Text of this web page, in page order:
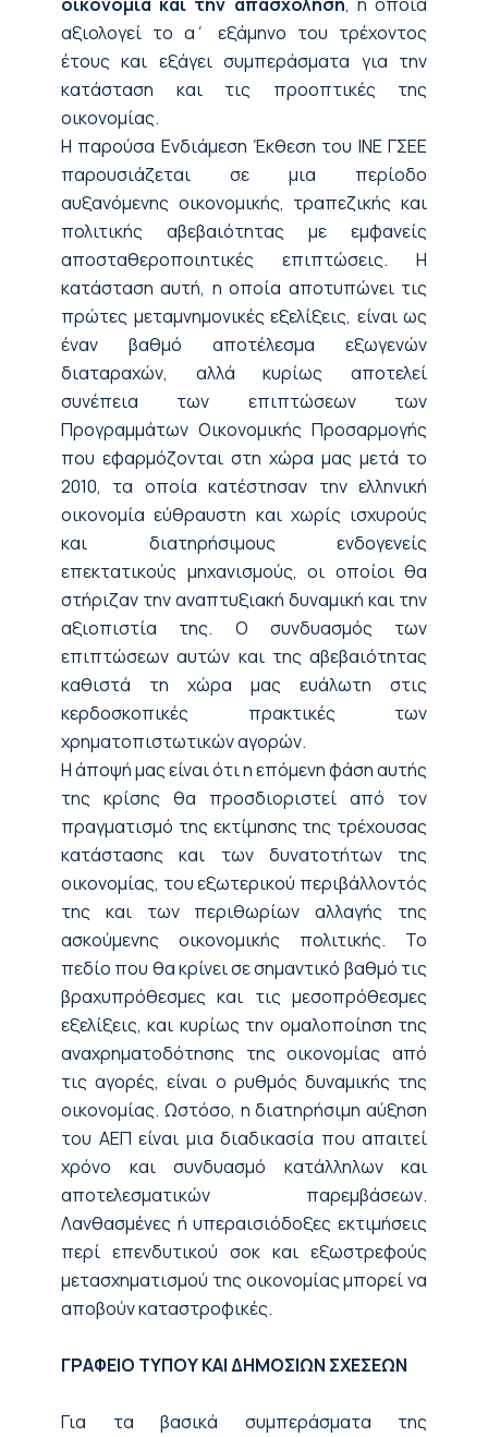
αξιολογεί το α΄ εξάμηνο του τρέχοντος
έτους και εξάγει συμπεράσματα για την
κατάσταση και τις προοπτικές της
οικονομίας.
Η παρούσα Ενδιάμεση Έκθεση του ΙΝΕ ΓΣΕΕ
παρουσιάζεται σε μια περίοδο
αυξανόμενης οικονομικής, τραπεζικής και
πολιτικής αβεβαιότητας με εμφανείς
αποσταθεροποιητικές επιπτώσεις. Η
κατάσταση αυτή, η οποία αποτυπώνει τις
πρώτες μεταμνημονικές εξελίξεις, είναι ως
έναν βαθμό αποτέλεσμα εξωγενών
διαταραχών, αλλά κυρίως αποτελεί
συνέπεια των επιπτώσεων των
Προγραμμάτων Οικονομικής Προσαρμογής
που εφαρμόζονται στη χώρα μας μετά το
2010, τα οποία κατέστησαν την ελληνική
οικονομία εύθραυστη και χωρίς ισχυρούς
και διατηρήσιμους ενδογενείς
επεκτατικούς μηχανισμούς, οι οποίοι θα
στήριζαν την αναπτυξιακή δυναμική και την
αξιοπιστία της. Ο συνδυασμός των
επιπτώσεων αυτών και της αβεβαιότητας
καθιστά τη χώρα μας ευάλωτη στις
κερδοσκοπικές πρακτικές των
χρηματοπιστωτικών αγορών.
Η άποψή μας είναι ότι η επόμενη φάση αυτής
της κρίσης θα προσδιοριστεί από τον
πραγματισμό της εκτίμησης της τρέχουσας
κατάστασης και των δυνατοτήτων της
οικονομίας, του εξωτερικού περιβάλλοντός
της και των περιθωρίων αλλαγής της
ασκούμενης οικονομικής πολιτικής. Το
πεδίο που θα κρίνει σε σημαντικό βαθμό τις
βραχυπρόθεσμες και τις μεσοπρόθεσμες
εξελίξεις, και κυρίως την ομαλοποίηση της
αναχρηματοδότησης της οικονομίας από
τις αγορές, είναι ο ρυθμός δυναμικής της
οικονομίας. Ωστόσο, η διατηρήσιμη αύξηση
του ΑΕΠ είναι μια διαδικασία που απαιτεί
χρόνο και συνδυασμό κατάλληλων και
αποτελεσματικών παρεμβάσεων.
Λανθασμένες ή υπεραισιόδοξες εκτιμήσεις
περί επενδυτικού σοκ και εξωστρεφούς
μετασχηματισμού της οικονομίας μπορεί να
αποβούν καταστροφικές.
ΓΡΑΦΕΙΟ ΤΥΠΟΥ ΚΑΙ ΔΗΜΟΣΙΩΝ ΣΧΕΣΕΩΝ
Για τα βασικά συμπεράσματα της